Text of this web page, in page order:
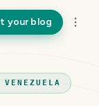
your blog